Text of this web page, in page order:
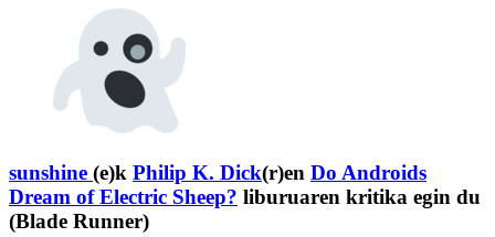
sunshine (e)k Philip K. Dick(r)en Do Androids
Dream of Electric Sheep? liburuaren kritika egin du
(Blade Runner)